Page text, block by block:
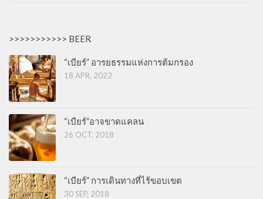
>>>>>>>>>>> BEER
“เบียร์” อารยธรรมแห่งการต้มกรอง
18 APR, 2022
“เบียร์”อาจขาดแคลน
26 OCT, 2018
“เบียร์” การเดินทางที่ไร้ขอบเขต
30 SEP, 2018